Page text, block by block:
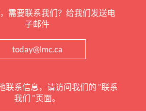
需要联系我们？给我们发送电
子邮件
today@lmc.ca
联系信息，请访问我们的 "联系
我们 "页面。